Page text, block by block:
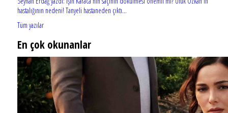
hastalığının nedeni! Tanyeli hastaneden çıktı...
Tüm yazılar
En çok okunanlar